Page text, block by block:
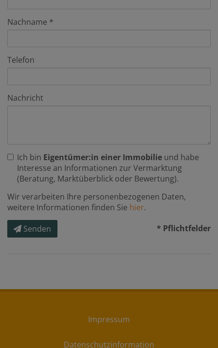
Nachname
Telefon
Nachricht
Ich bin Eigentümer:in einer Immobilie und habe
Interesse an Informationen zur Vermarktung
(Beratung, Marktüberblick oder Bewertung).
Wir verarbeiten Ihre personenbezogenen Daten,
weitere Informationen finden Sie hier.
Senden
* Pflichtfelder
Impressum
Datenschutzinformation